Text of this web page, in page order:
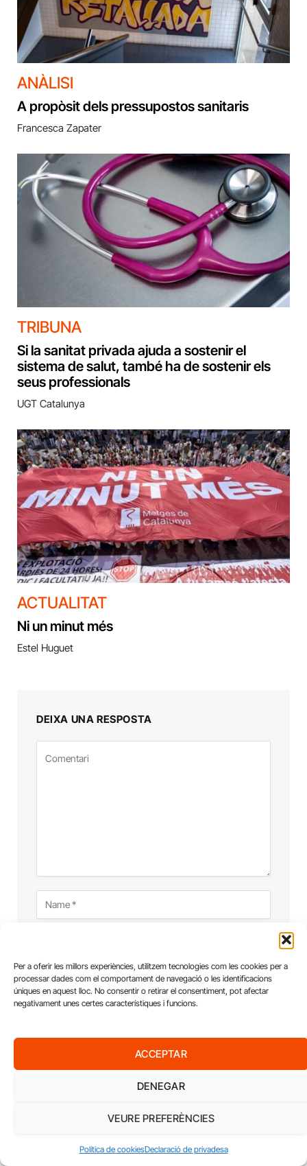
Per a oferir les millors experiències, utilitzem tecnologies com les cookies per a
processar dades com el comportament de navegació o les identificacions
úniques en aquest lloc. No consentir o retirar el consentiment, pot afectar
negativament unes certes característiques i funcions.
ACCEPTAR
DENEGAR
VEURE PREFERÈNCIES
Política de cookiesDeclaració de privadesa
ANÀLISI
A propòsit dels pressupostos sanitaris
Francesca Zapater
TRIBUNA
Si la sanitat privada ajuda a sostenir el
sistema de salut, també ha de sostenir els
seus professionals
UGT Catalunya
ACTUALITAT
Ni un minut més
Estel Huguet
DEIXA UNA RESPOSTA